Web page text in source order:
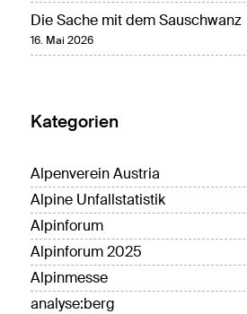
Die Sache mit dem Sauschwanz
16. Mai 2026
Kategorien
Alpenverein Austria
Alpine Unfallstatistik
Alpinforum
Alpinforum 2025
Alpinmesse
analyse:berg